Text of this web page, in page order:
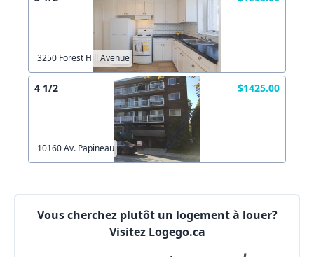
3250 Forest Hill Avenue
4 1/2 $1425.00
10160 Av. Papineau
Vous cherchez plutôt un logement à louer?
Visitez Logego.ca
X Fermer